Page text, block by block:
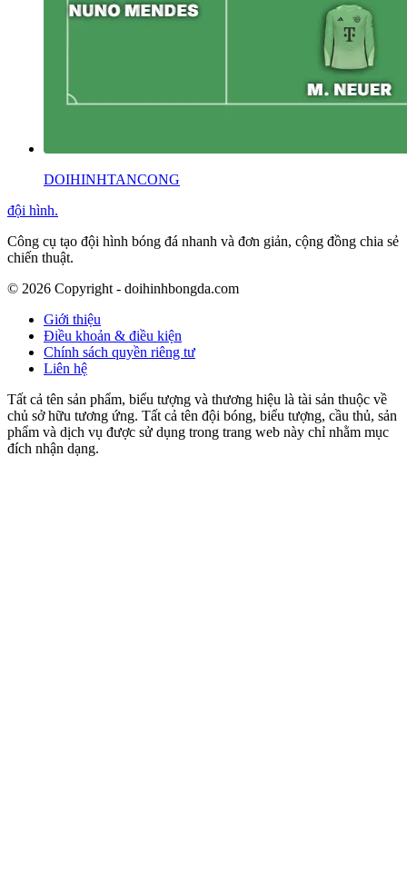
DOIHINHTANCONG
đội hình.
Công cụ tạo đội hình bóng đá nhanh và đơn giản, cộng đồng chia sẻ
chiến thuật.
© 2026 Copyright - doihinhbongda.com
Giới thiệu
Điều khoản & điều kiện
Chính sách quyền riêng tư
Liên hệ
Tất cả tên sản phẩm, biểu tượng và thương hiệu là tài sản thuộc về
chủ sở hữu tương ứng. Tất cả tên đội bóng, biểu tượng, cầu thủ, sản
phẩm và dịch vụ được sử dụng trong trang web này chỉ nhằm mục
đích nhận dạng.